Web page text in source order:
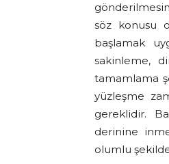
söz konusu
başlamak
sakinleme,
tamamlama
yüzleşme
gereklidir.
derinine
olumlu